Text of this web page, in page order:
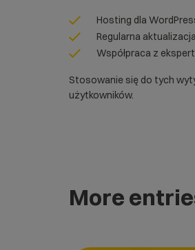
Hosting dla
Regularna
Współpraca z
Stosowanie się do tych
użytkowników.
More